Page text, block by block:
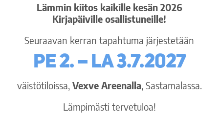
Lämmin kiitos kaikille kesän 2026
Kirjapäiville osallistuneille!
Seuraavan kerran tapahtuma järjestetään
pe 2. – la 3.7.2027
väistötiloissa, Vexve Areenalla, Sastamalassa.
Lämpimästi tervetuloa!